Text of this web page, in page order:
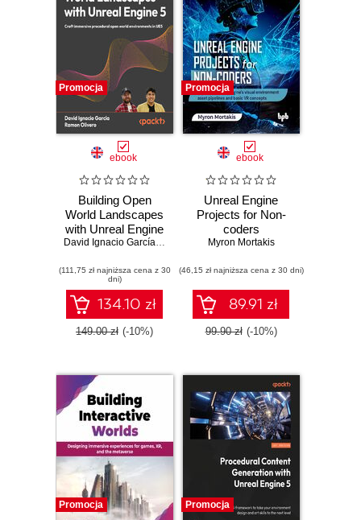
Promocja
ebook
Building Open
World Landscapes
with Unreal Engine
5. Create stunning
environments with
foliage, lighting,
and materials in
UE5
David Ignacio García
,Ramón Olivero,Marco Secchi
(111,75 zł najniższa cena z 30
dni)
134.10 zł
149.00 zł (-10%)
Promocja
ebook
Unreal Engine
Projects for Non-
coders
Myron Mortakis
(46,15 zł najniższa cena z 30 dni)
89.91 zł
99.90 zł (-10%)
Promocja Promocja